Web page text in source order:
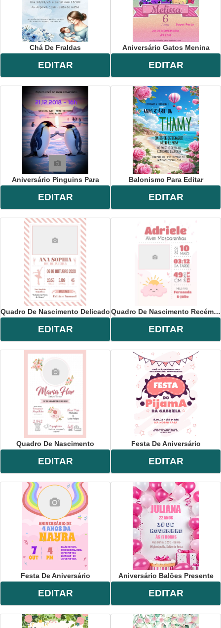
Chá De Fraldas
EDITAR
Aniversário Gatos Menina
EDITAR
Aniversário Pinguins Para
EDITAR
Balonismo Para Editar
EDITAR
Quadro De Nascimento Delicado
EDITAR
Quadro De Nascimento Recém-Nascido
EDITAR
Quadro De Nascimento
EDITAR
Festa De Aniversário
EDITAR
Festa De Aniversário
EDITAR
Aniversário Balões Presente
EDITAR